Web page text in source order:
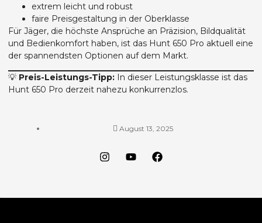
extrem leicht und robust
faire Preisgestaltung in der Oberklasse
Für Jäger, die höchste Ansprüche an Präzision, Bildqualität
und Bedienkomfort haben, ist das Hunt 650 Pro aktuell eine
der spannendsten Optionen auf dem Markt.
💡 Preis-Leistungs-Tipp: In dieser Leistungsklasse ist das
Hunt 650 Pro derzeit nahezu konkurrenzlos.
August 13, 2025